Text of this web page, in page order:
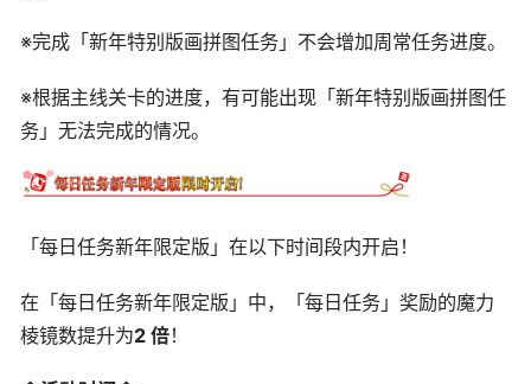
※完成「新年特别版画拼图任务」不会增加周常任务进度。
※根据主线关卡的进度，有可能出现「新年特别版画拼图任
务」无法完成的情况。
「每日任务新年限定版」在以下时间段内开启！
在「每日任务新年限定版」中，「每日任务」奖励的魔力
棱镜数提升为2 倍！